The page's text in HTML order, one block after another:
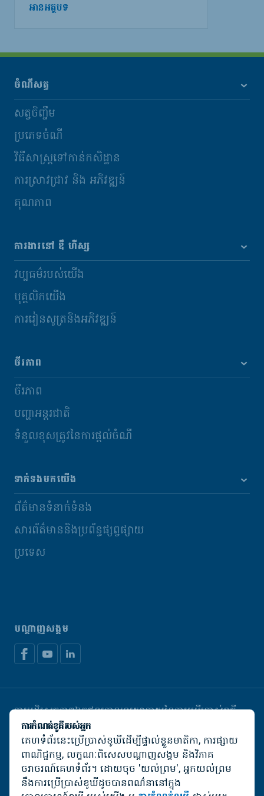
អានអត្ថបទ
ចំណីសត្វ
សត្វចិញ្ចឹម
ប្រភេទចំណី
វិធីសាស្រ្តទៅកាន់កសិដ្ឋាន
ការស្រាវជ្រាវ និង​ អភិវឌ្ឍន៍
គុណភាព
ការងារនៅ ឌឹ ហឺស្ស
វប្បធម៌របស់យើង
បុគ្គលិកយើង
ការរៀនសូត្រនិងអភិវឌ្ឍន៍
ចីរភាព
ចីរភាព
បញ្ហាអន្តរជាតិ
ទំនួលខុសត្រូវនៃការផ្តល់ចំណី
ទាក់ទងមកយើង
ព័ត៌មានទំនាក់ទំនង
សារព័ត៌មាននិងប្រព័ន្ធផ្សព្វផ្សាយ
ប្រទេស
បណ្តាញសង្គម
ការបដិសេធភាពឯកជនគោលនយោបាយនៃការប្រើប្រាស់ខូគី
គ្រប់គ្រងខូឃី
© De Heus Animal Nutrition
ការកំណត់ខូគីរបស់អ្នក
គេហទំព័រនេះប្រើប្រាស់ខូឃីដើម្បីផ្ទាល់ខ្លួនមាតិកា, ការផ្សាយ
ពាណិជ្ជកម្ម, លក្ខណៈពិសេសបណ្តាញសង្គម និងវិភាគ
ចរាចរណ៍គេហទំព័រ។ ដោយចុច 'យល់ព្រម', អ្នកយល់ព្រម
នឹងការប្រើប្រាស់ខូឃីដូចបានពណ៌នានៅក្នុង